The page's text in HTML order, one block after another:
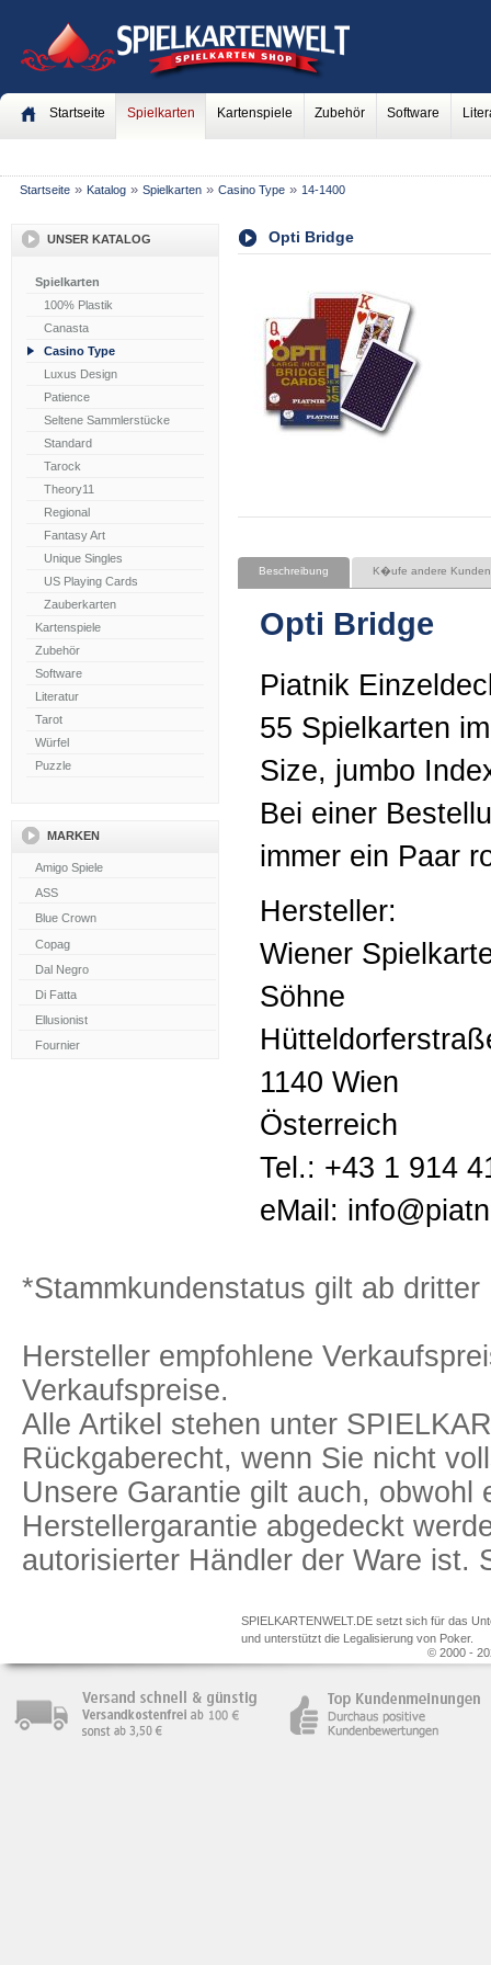
Startseite Spielkarten Kartenspiele Zubehör Software
Startseite » Katalog » Spielkarten » Casino Type » 14-1400
UNSER KATALOG
Spielkarten
100% Plastik
Canasta
Casino Type
Luxus Design
Patience
Seltene Sammlerstücke
Standard
Tarock
Theory11
Regional
Fantasy Art
Unique Singles
US Playing Cards
Zauberkarten
Kartenspiele
Zubehör
Software
Literatur
Tarot
Würfel
Puzzle
MARKEN
Opti Bridge
Beschreibung K�ufe andere Kunden
Opti Bridge
Piatnik
55 Spielkarten
Size, jumbo
Bei einer
immer ein Paar
Hersteller:
Wiener
Söhne
1140 Wien
Österreich
Tel.: +43 1 914
eMail:
*Stammkundenstatus gilt ab dritter
Hersteller empfohlene
Verkaufspreise.
Alle Artikel stehen unter
Rückgaberecht, wenn Sie nicht
Unsere Garantie gilt auch, obwohl
Herstellergarantie abgedeckt
autorisierter Händler der Ware ist.
SPIELKARTENWELT.DE setzt sich für das
und unterstützt die Legalisierung von Poker.
© 2000 -